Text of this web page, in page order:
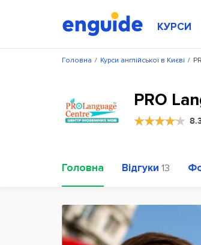
КУРСИ
/
Головна /
Курси англійської в Києві
PRO
Головна Відгуки 13